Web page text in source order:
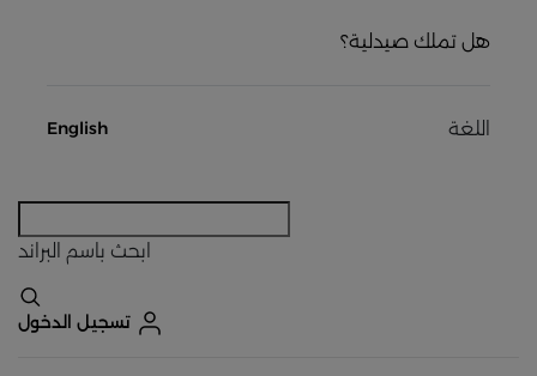
هل تملك صيدلية؟
اللغة English
ابحث باسم البراند
تسجيل الدخول